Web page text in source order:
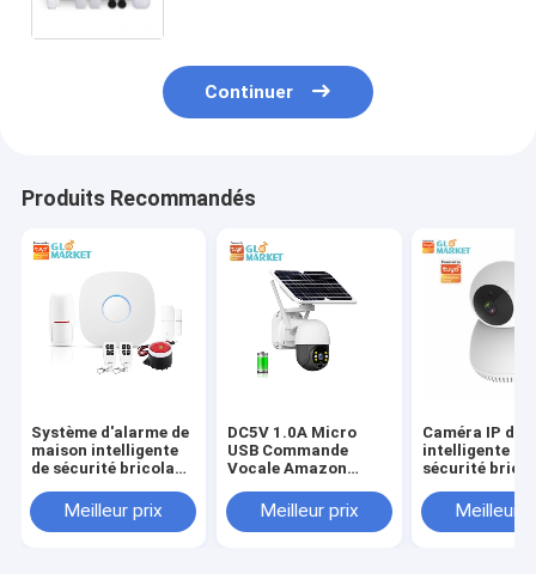
Continuer
Produits Recommandés
Système d'alarme de
maison intelligente
de sécurité bricolage
d'application
d'alimentation micro
Meilleur prix
DC5V 1.0A Micro
USB Commande
Vocale Amazon
Intérieure Maison
Intelligente
Meilleur prix
Caméra IP de
intelligente de
sécurité
Meilleur